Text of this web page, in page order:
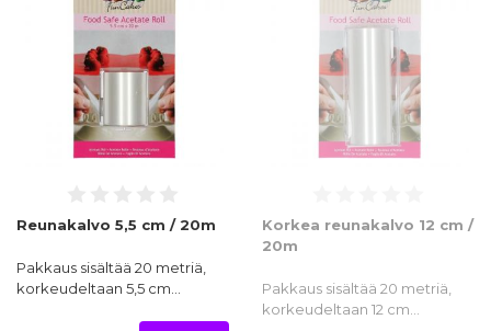
Reunakalvo 5,5 cm / 20m
Pakkaus sisältää 20 metriä,
korkeudeltaan 5,5 cm…
Korkea reunakalvo 12 cm /
20m
Pakkaus sisältää 20 metriä,
korkeudeltaan 12 cm…